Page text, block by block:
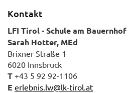
Kontakt
LFI Tirol - Schule am Bauernhof
Sarah Hotter, MEd
Brixner Straße 1
6020 Innsbruck
T +43 5 92 92-1106
E erlebnis.lw@lk-tirol.at